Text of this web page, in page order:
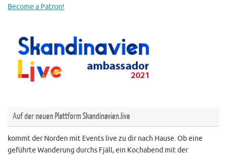
Become a Patron!
Auf der neuen Plattform Skandinavien.live
kommt der Norden mit Events live zu dir nach Hause. Ob eine
geführte Wanderung durchs Fjäll, ein Kochabend mit der